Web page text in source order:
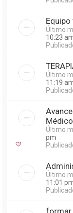
Último
10:23
Último
11:19
Médico
Último
pm
Último
11:01